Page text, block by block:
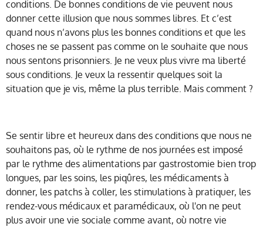
conditions. De bonnes conditions de vie peuvent nous
donner cette illusion que nous sommes libres. Et c’est
quand nous n’avons plus les bonnes conditions et que les
choses ne se passent pas comme on le souhaite que nous
nous sentons prisonniers. Je ne veux plus vivre ma liberté
sous conditions. Je veux la ressentir quelques soit la
situation que je vis, même la plus terrible. Mais comment ?
Se sentir libre et heureux dans des conditions que nous ne
souhaitons pas, où le rythme de nos journées est imposé
par le rythme des alimentations par gastrostomie bien trop
longues, par les soins, les piqûres, les médicaments à
donner, les patchs à coller, les stimulations à pratiquer, les
rendez-vous médicaux et paramédicaux, où l'on ne peut
plus avoir une vie sociale comme avant, où notre vie